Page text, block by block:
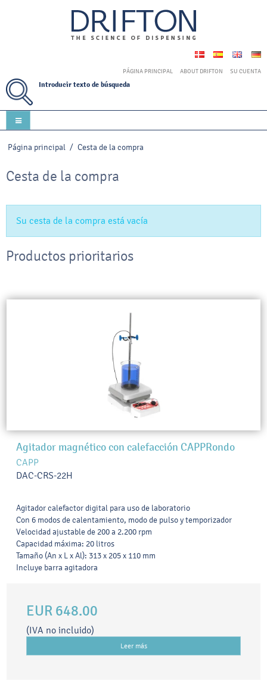
PÁGINA PRINCIPAL ABOUT DRIFTON SU CUENTA
Introducir texto de búsqueda
Página principal / Cesta de la compra
Cesta de la compra
Su cesta de la compra está vacía
Productos prioritarios
Agitador magnético con calefacción CAPPRondo
CAPP
DAC-CRS-22H
Agitador calefactor digital para uso de laboratorio
Con 6 modos de calentamiento, modo de pulso y temporizador
Velocidad ajustable de 200 a 2.200 rpm
Capacidad máxima: 20 litros
Tamaño (An x L x Al): 313 x 205 x 110 mm
Incluye barra agitadora
EUR 648.00
(IVA no incluido)
Leer más